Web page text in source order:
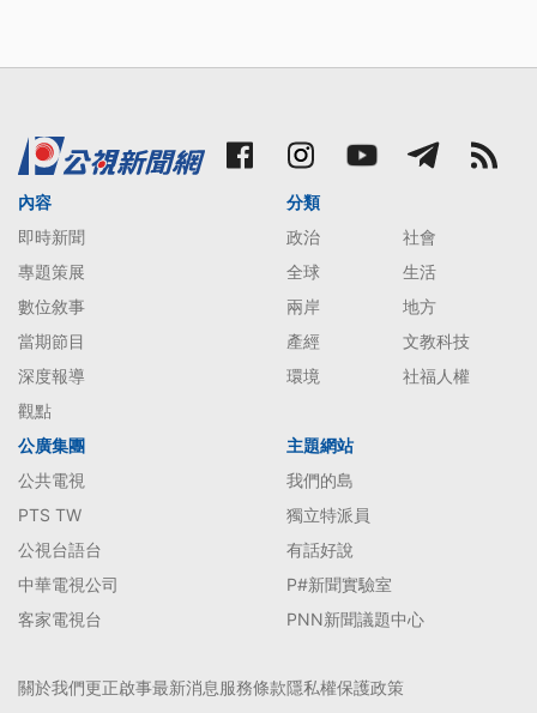
內容
即時新聞
專題策展
數位敘事
當期節目
深度報導
觀點
分類
政治
社會
全球
生活
兩岸
地方
產經
文教科技
環境
社福人權
公廣集團
公共電視
PTS TW
公視台語台
中華電視公司
客家電視台
主題網站
我們的島
獨立特派員
有話好說
P#新聞實驗室
PNN新聞議題中心
關於我們更正啟事最新消息服務條款隱私權保護政策